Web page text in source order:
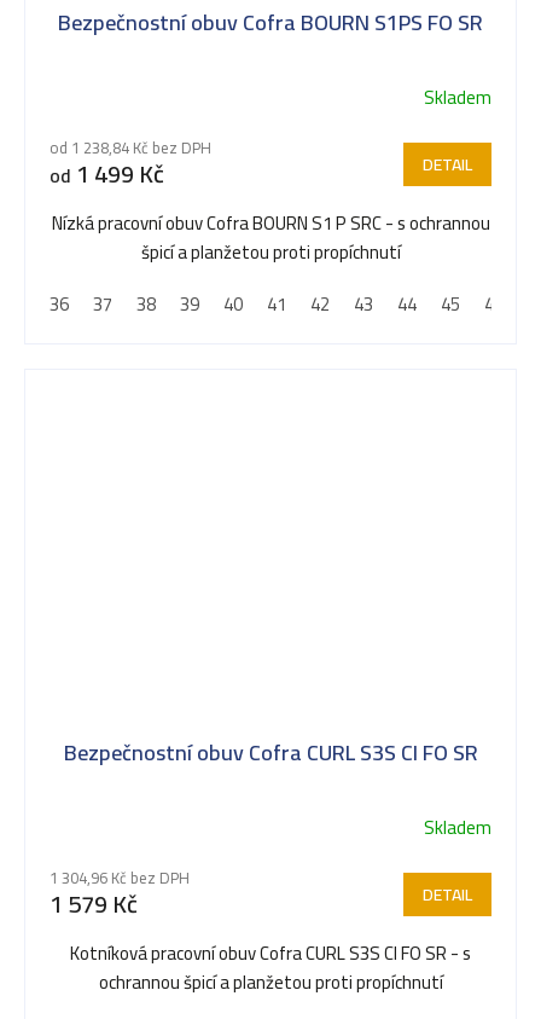
Bezpečnostní obuv Cofra BOURN S1PS FO SR
produktu
je
5,0
hvězdiček.
Skladem
od 1 238,84 Kč bez DPH
od 1 499 Kč DETAIL
Nízká pracovní obuv Cofra BOURN S1 P SRC - s ochrannou
špicí a planžetou proti propíchnutí
36
37 38 39 40 41 42 43 44 45 46
Bezpečnostní obuv Cofra CURL S3S CI FO SR
Skladem
1 304,96 Kč bez DPH
1 579 Kč DETAIL
Kotníková pracovní obuv Cofra CURL S3S CI FO SR - s
ochrannou špicí a planžetou proti propíchnutí